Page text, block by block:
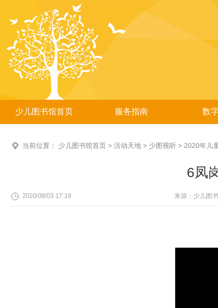
少儿图书馆首页 服务指南 数
当前位置： 少儿图书馆首页 > 活动天地 > 少图视听 > 2020年儿
6凤
2020/08/03 17:19 来源： 少儿图